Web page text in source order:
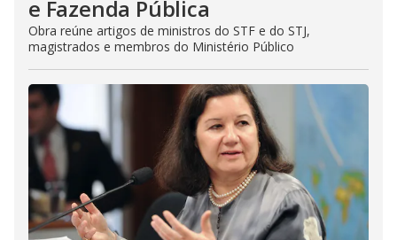
e Fazenda Pública
Obra reúne artigos de ministros do STF e do STJ,
magistrados e membros do Ministério Público